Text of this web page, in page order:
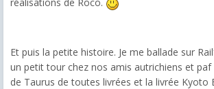
Et puis la petite histoire. Je me ballade sur
un petit tour chez nos amis autrichiens et
de Taurus de toutes livrées et la livrée Kyoto